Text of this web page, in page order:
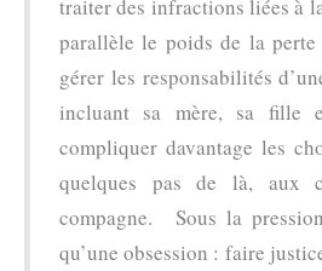
traiter des infractions liées à
parallèle le poids de la
gérer les responsabilités
incluant sa mère, sa fille
compliquer davantage les
quelques pas de là, aux
compagne. Sous la
qu’une obsession : faire